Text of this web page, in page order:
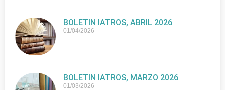
BOLETIN IATROS, ABRIL 2026
01/04/2026
BOLETIN IATROS, MARZO 2026
01/03/2026